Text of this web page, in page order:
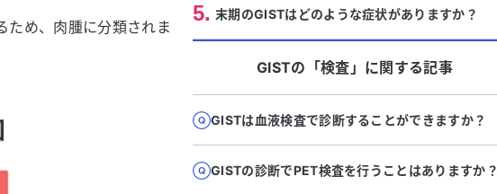
ため、肉腫に分類されま
5. 末期のGISTはどのような症状がありますか？
GISTの「検査 」に関する記事
GISTは血液検査で診断することができますか？
GISTの診断でPET検査を行うことはありますか？